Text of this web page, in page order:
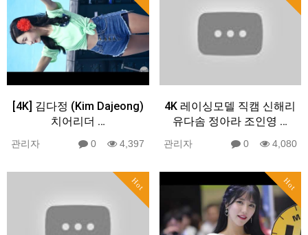
[4K] 김다정 (Kim Dajeong)
치어리더 …
관리자 0 4,397
4K 레이싱모델 직캠 신해리
유다솜 정아라 조인영 …
관리자 0 4,080
Hot Hot